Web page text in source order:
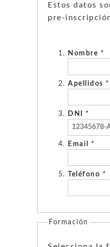
Estos datos
pre-
Nombre *
Apellidos *
DNI *
Email *
Teléfono *
Formación